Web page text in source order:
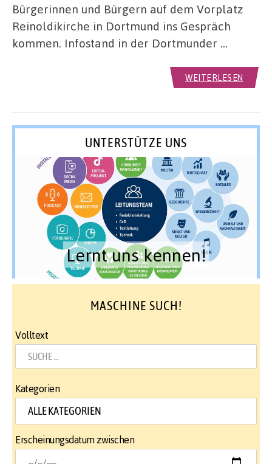
Bürgerinnen und Bürgern auf dem Vorplatz
Reinoldikirche in Dortmund ins Gespräch
kommen. Infostand in der Dortmunder …
WEITERLESEN
UNTERSTÜTZE UNS
Lernt uns kennen!
MASCHINE SUCH!
Volltext
Kategorien
Erscheinungsdatum zwischen